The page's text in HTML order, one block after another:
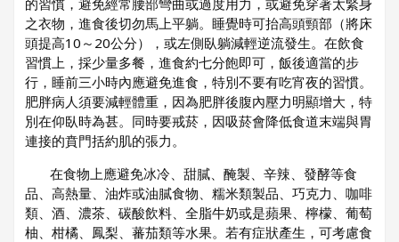
的習慣，避免經常腰部彎曲或過度用力，或避免穿著太緊身
之衣物，進食後切勿馬上平躺。睡覺時可抬高頭頸部（將床
頭提高10～20公分），或左側臥躺減輕逆流發生。在飲食
習慣上，採少量多餐，進食約七分飽即可，飯後適當的步
行，睡前三小時內應避免進食，特別不要有吃宵夜的習慣。
肥胖病人須要減輕體重，因為肥胖後腹內壓力明顯增大，特
別在仰臥時為甚。同時要戒菸，因吸菸會降低食道末端與胃
連接的賁門括約肌的張力。
在食物上應避免冰冷、甜膩、醃製、辛辣、發酵等食
品、高熱量、油炸或油膩食物、糯米類製品、巧克力、咖啡
類、酒、濃茶、碳酸飲料、全脂牛奶或是蘋果、檸檬、葡萄
柚、柑橘、鳳梨、蕃茄類等水果。若有症狀產生，可考慮食